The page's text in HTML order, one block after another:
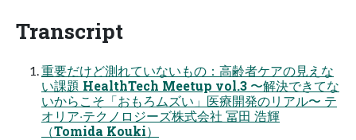
Transcript
重要だけど測れていないもの：⾼齢者ケアの⾒えな
い課題 HealthTech Meetup vol.3 〜解決できてな
いからこそ「おもろムズい」医療開発のリアル〜 テ
オリア‧テクノロジーズ株式会社 冨⽥ 浩輝
（Tomida Kouki）